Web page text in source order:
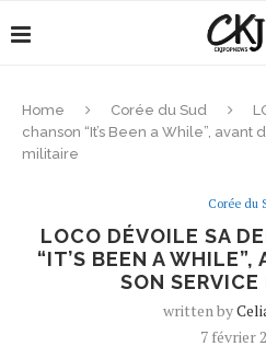
Home Corée du Sud
chanson “It’s Been a While”, avant
militaire
Corée du
LOCO DÉVOILE SA
“IT’S BEEN A WHILE”,
SON
written by
7 février